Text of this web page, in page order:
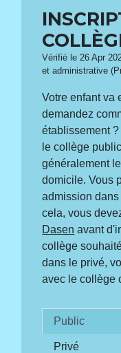
Vérifié le 26 Apr
et administrative
Votre enfant va
demandez
établissement
le collège
généralement
domicile. Vous
admission
cela, vous
Dasen avant
collège
dans le privé,
avec le collège
Public
Privé